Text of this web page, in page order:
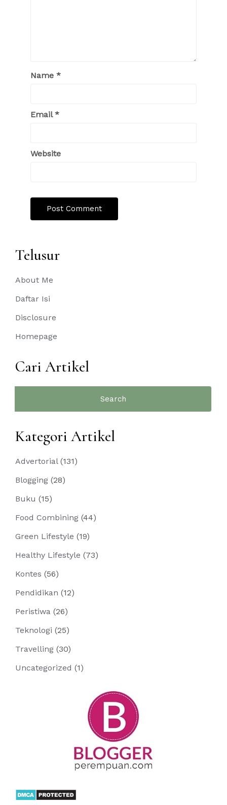
Name *
Email*
Website
Telusur
About Me
Daftar Isi
Disclosure
Homepage
Cari Artikel
Kategori Artikel
Advertorial (131)
Blogging (28)
Buku (15)
Food Combining (44)
Green Lifestyle (19)
Healthy Lifestyle (73)
Kontes (56)
Pendidikan (12)
Peristiwa (26)
Teknologi (25)
Travelling (30)
Uncategorized (1)